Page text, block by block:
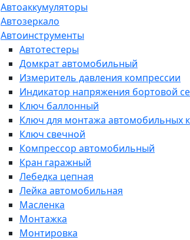
Автоаккумуляторы
Автозеркало
Автоинструменты
Автотестеры
Домкрат автомобильный
Измеритель давления компрессии
Индикатор напряжения бортовой
Ключ баллонный
Ключ для монтажа автомобильных
Ключ свечной
Компрессор автомобильный
Кран гаражный
Лебедка цепная
Лейка автомобильная
Масленка
Монтажка
Монтировка